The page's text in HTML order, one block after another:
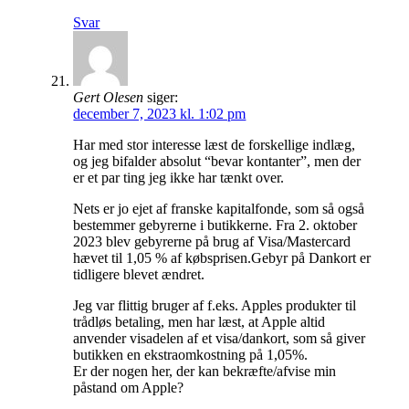
Svar
Gert Olesen siger:
december 7, 2023 kl. 1:02 pm
Har med stor interesse læst de forskellige indlæg,
og jeg bifalder absolut “bevar kontanter”, men der
er et par ting jeg ikke har tænkt over.
Nets er jo ejet af franske kapitalfonde, som så også
bestemmer gebyrerne i butikkerne. Fra 2. oktober
2023 blev gebyrerne på brug af Visa/Mastercard
hævet til 1,05 % af købsprisen.Gebyr på Dankort er
tidligere blevet ændret.
Jeg var flittig bruger af f.eks. Apples produkter til
trådløs betaling, men har læst, at Apple altid
anvender visadelen af et visa/dankort, som så giver
butikken en ekstraomkostning på 1,05%.
Er der nogen her, der kan bekræfte/afvise min
påstand om Apple?